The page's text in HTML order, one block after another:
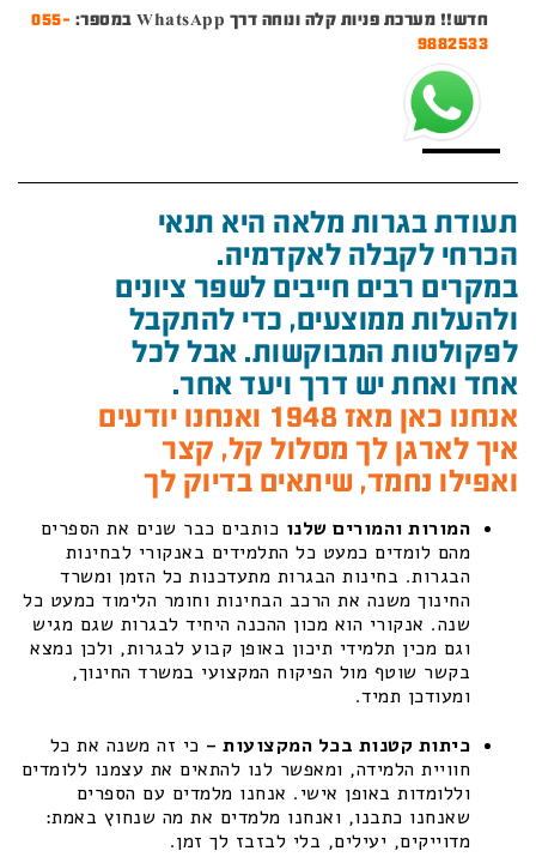
חדש!! מערכת פניות קלה ונוחה דרך WhatsApp במספר:
055-
9882533
תעודת בגרות מלאה היא תנאי
הכרחי לקבלה לאקדמיה.
במקרים רבים חייבים לשפר ציונים
ולהעלות ממוצעים, כדי להתקבל
לפקולטות המבוקשות. אבל לכל
אחד ואחת יש דרך ויעד אחר.
אנחנו כאן מאז 1948 ואנחנו יודעים
איך לארגן לך מסלול קל, קצר
ואפילו נחמד, שיתאים בדיוק לך
המורות והמורים שלנו כותבים כבר שנים את הספרים
מהם לומדים כמעט כל התלמידים באנקורי לבחינות
הבגרות. בחינות הבגרות מתעדכנות כל הזמן ומשרד
החינוך משנה את הרכב הבחינות וחומר הלימוד כמעט כל
שנה. אנקורי הוא מכון ההכנה היחיד לבגרות שגם מגיש
וגם מכין תלמידי תיכון באופן קבוע לבגרות, ולכן נמצא
בקשר שוטף מול הפיקוח המקצועי במשרד החינוך,
ומעודכן תמיד.
כיתות קטנות בכל המקצועות – כי זה משנה את כל
חוויית הלמידה, ומאפשר לנו להתאים את עצמנו ללומדים
וללומדות באופן אישי. אנחנו מלמדים עם הספרים
שאנחנו כתבנו, ואנחנו מלמדים את מה שנחוץ באמת:
מדוייקים, יעילים, בלי לבזבז לך זמן.